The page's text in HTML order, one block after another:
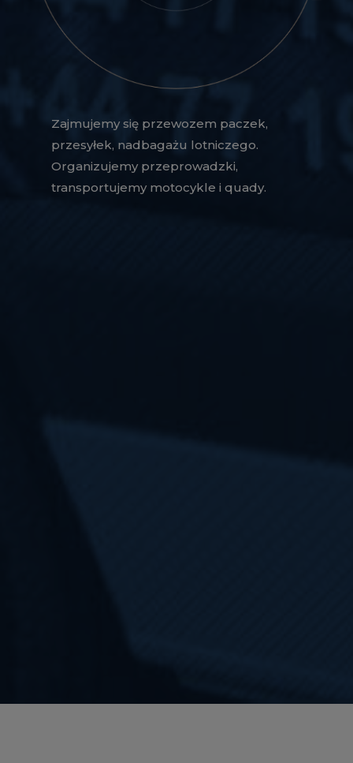
Zajmujemy się przewozem paczek,
przesyłek, nadbagażu lotniczego.
Organizujemy przeprowadzki,
transportujemy motocykle i quady.